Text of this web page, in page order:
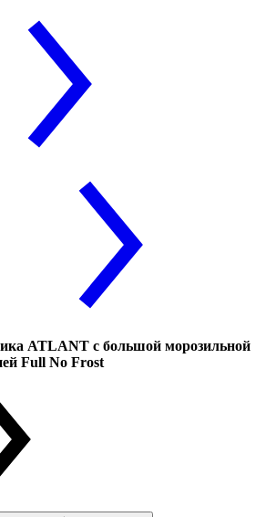
ATLANT с большой морозильной
Full No Frost